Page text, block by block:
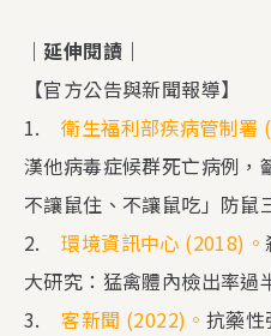
｜延伸閱讀｜
【官方公告與新聞報導】
1.衛生福利部疾病管制署
漢他病毒症候群死亡病例，
不讓鼠住、不讓鼠吃」防鼠
2.環境資訊中心 (2018)。
大研究：猛禽體內檢出率過
3.客新聞 (2022)。 抗藥